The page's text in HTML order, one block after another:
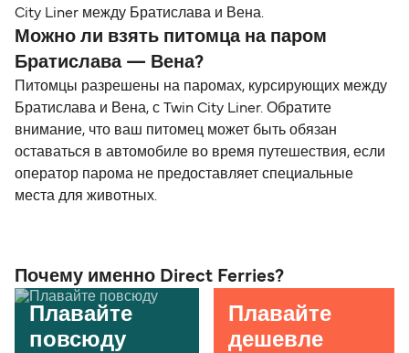
City Liner между Братислава и Вена.
Можно ли взять питомца на паром
Братислава — Вена?
Питомцы разрешены на паромах, курсирующих между
Братислава и Вена, с Twin City Liner. Обратите
внимание, что ваш питомец может быть обязан
оставаться в автомобиле во время путешествия, если
оператор парома не предоставляет специальные
места для животных.
Почему именно Direct Ferries?
Плавайте
повсюду
Плавайте
дешевле